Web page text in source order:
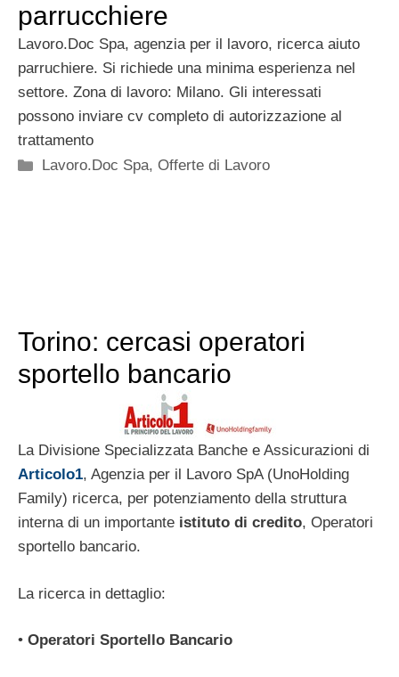
parrucchiere
Lavoro.Doc Spa, agenzia per il lavoro, ricerca aiuto
parruchiere. Si richiede una minima esperienza nel
settore. Zona di lavoro: Milano. Gli interessati
possono inviare cv completo di autorizzazione al
trattamento
Categorie
Lavoro.Doc Spa,Offerte di Lavoro
Torino: cercasi operatori
sportello bancario
La Divisione Specializzata Banche e Assicurazioni di
Articolo1, Agenzia per il Lavoro SpA (UnoHolding
Family) ricerca, per potenziamento della struttura
interna di un importante istituto di credito, Operatori
sportello bancario.
La ricerca in dettaglio:
• Operatori Sportello Bancario